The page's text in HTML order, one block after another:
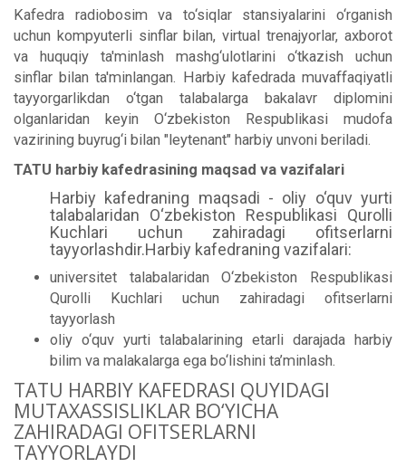
Kafedra radiobosim va to‘siqlar stansiyalarini o‘rganish
uchun kompyuterli sinflar bilan, virtual trenajyorlar, axborot
va huquqiy ta'minlash mashg‘ulotlarini o‘tkazish uchun
sinflar bilan ta'minlangan. Harbiy kafedrada muvaffaqiyatli
tayyorgarlikdan o‘tgan talabalarga bakalavr diplomini
olganlaridan keyin O‘zbekiston Respublikasi mudofa
vazirining buyrug‘i bilan "leytenant" harbiy unvoni beriladi.
TATU harbiy kafedrasining maqsad va vazifalari
Harbiy kafedraning maqsadi - oliy o‘quv yurti
talabalaridan O‘zbekiston Respublikasi Qurolli
Kuchlari uchun zahiradagi ofitserlarni
tayyorlashdir.Harbiy kafedraning vazifalari:
universitet talabalaridan O‘zbekiston Respublikasi
Qurolli Kuchlari uchun zahiradagi ofitserlarni
tayyorlash
oliy o‘quv yurti talabalarining etarli darajada harbiy
bilim va malakalarga ega bo‘lishini ta’minlash.
TATU HARBIY KAFEDRASI QUYIDAGI
MUTAXASSISLIKLAR BO‘YICHA
ZAHIRADAGI OFITSERLARNI
TAYYORLAYDI